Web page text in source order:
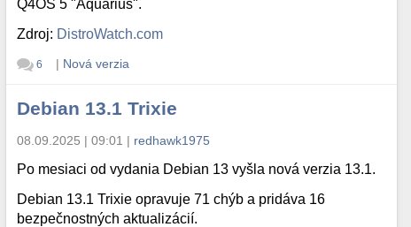
Q4OS 5 "Aquarius".
Zdroj: DistroWatch.com
6 | Nová verzia
Debian 13.1 Trixie
08.09.2025 | 09:01 | redhawk1975
Po mesiaci od vydania Debian 13 vyšla nová verzia 13.1.
Debian 13.1 Trixie opravuje 71 chýb a pridáva 16
bezpečnostných aktualizácií.